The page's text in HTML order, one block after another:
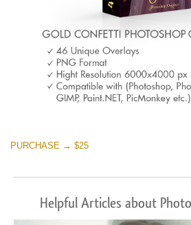
PURCHASE → $25
Helpful Articles about